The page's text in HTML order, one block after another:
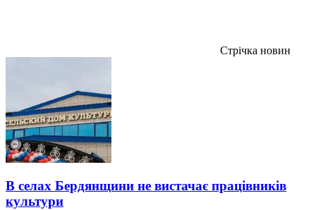
Стрічка новин
В селах Бердянщини не вистачає працівників
культури